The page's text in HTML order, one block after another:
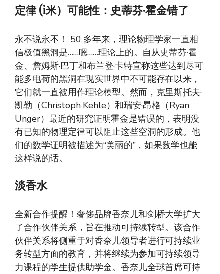
定律 (i米） 可能性：史蒂芬·霍金错了
永不说永不！ 50 多年来，理论物理学家一直相
信极值黑洞是……嗯……理论上的。自从史蒂芬·霍
金、詹姆斯·巴丁和布兰登·卡特宣称这些达到尽可
能多电荷的黑洞在现实世界中不可能存在以来，
它们就一直被用作理论模型。然而，克里斯托夫·
凯勒（Christoph Kehle）和瑞安·昂格（Ryan
Unger）最近的研究证明霍金是错误的，表明没
有已知的物理定律可以阻止这些空洞的形成。他
们的数学证明被描述为“美丽的”，如果数学也能
这样说的话。
淡香水
全新合作提醒！奢侈品牌香奈儿和剑桥大学扩大
了合作伙伴关系，旨在推动可持续转型。该合作
伙伴关系将侧重于对香奈儿领导者进行可持续业
务转型方面的教育，并将继续为参加可持续领导
力课程的学生提供助学金。香奈儿全球首席可持